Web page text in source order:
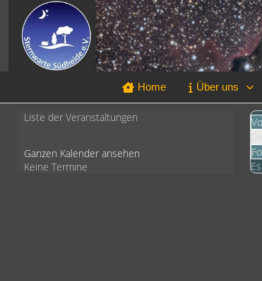
Home Über uns
Liste der Veranstaltungen
Ganzen Kalender ansehen
Keine Termine